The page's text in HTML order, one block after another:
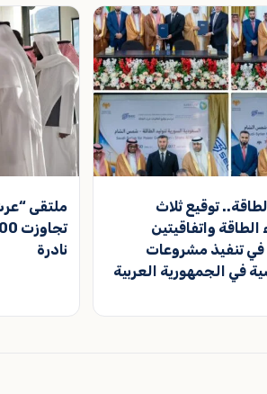
توقيع ثلاث
الطاقة واتفاقيتين
في تنفيذ مشروعات
في الجمهورية العربية
ملتقى
نادرة